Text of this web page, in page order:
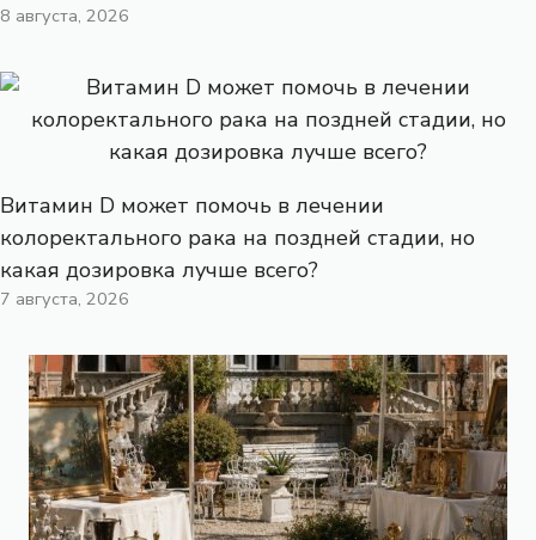
8 августа, 2026
Витамин D может помочь в лечении
колоректального рака на поздней стадии, но
какая дозировка лучше всего?
7 августа, 2026